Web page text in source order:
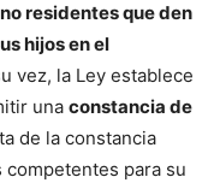
residentes que den
hijos en el
vez, la Ley establece
una constancia de
de la constancia
para su